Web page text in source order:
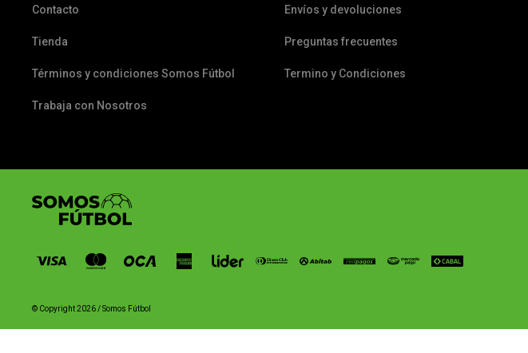
Contacto
Tienda
Términos y condiciones Somos Fútbol
Trabaja con Nosotros
Envíos y devoluciones
Preguntas frecuentes
Termino y Condiciones
© Copyright 2026 / Somos Fútbol